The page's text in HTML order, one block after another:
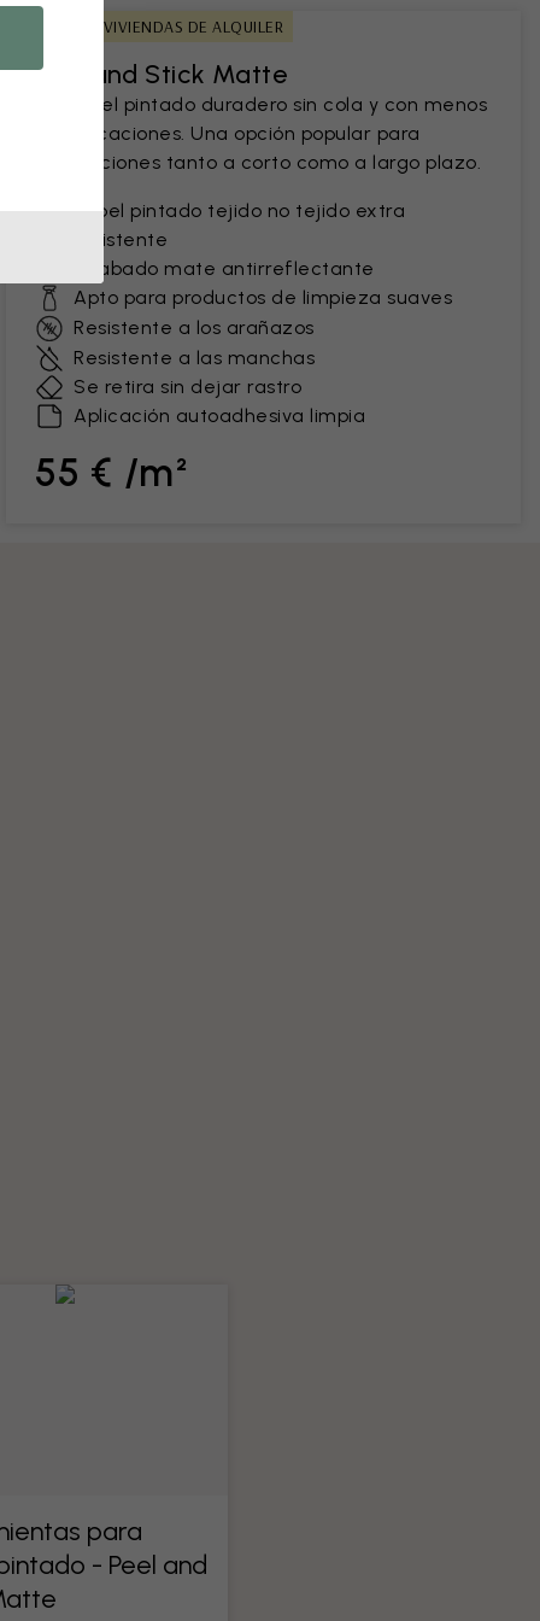
IDEAL PARA VIVIENDAS DE ALQUILER
Peel and Stick Matte
Un papel pintado duradero sin cola y con menos
complicaciones. Una opción popular para
renovaciones tanto a corto como a largo plazo.
Papel pintado tejido no tejido extra
resistente
Acabado mate antirreflectante
Apto para productos de limpieza suaves
Resistente a los arañazos
Resistente a las manchas
Se retira sin dejar rastro
Aplicación autoadhesiva limpia
55 € /m²
para
- Peel and